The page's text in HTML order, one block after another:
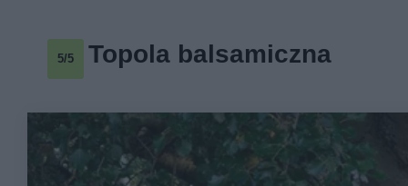
5/5 Topola balsamiczna